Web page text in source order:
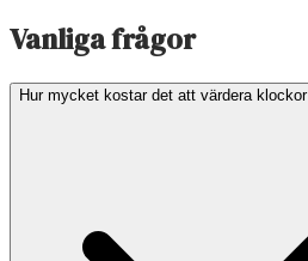
Vanliga frågor
Hur mycket kostar det att värdera